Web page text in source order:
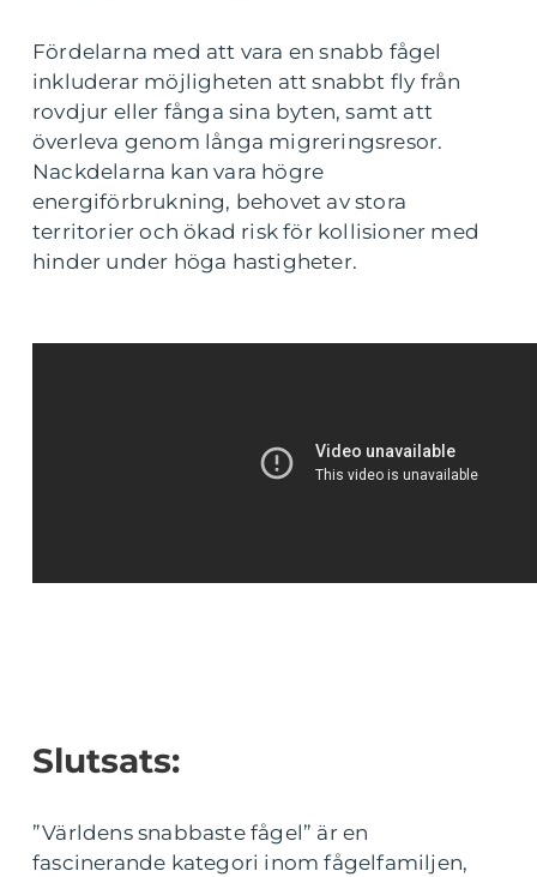
Fördelarna med att vara en snabb fågel
inkluderar möjligheten att snabbt fly från
rovdjur eller fånga sina byten, samt att
överleva genom långa migreringsresor.
Nackdelarna kan vara högre
energiförbrukning, behovet av stora
territorier och ökad risk för kollisioner med
hinder under höga hastigheter.
Slutsats:
”Världens snabbaste fågel” är en
fascinerande kategori inom fågelfamiljen,